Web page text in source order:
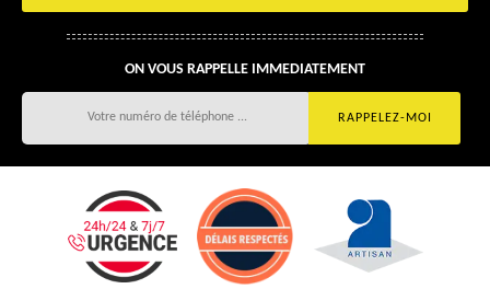
ON VOUS RAPPELLE IMMEDIATEMENT